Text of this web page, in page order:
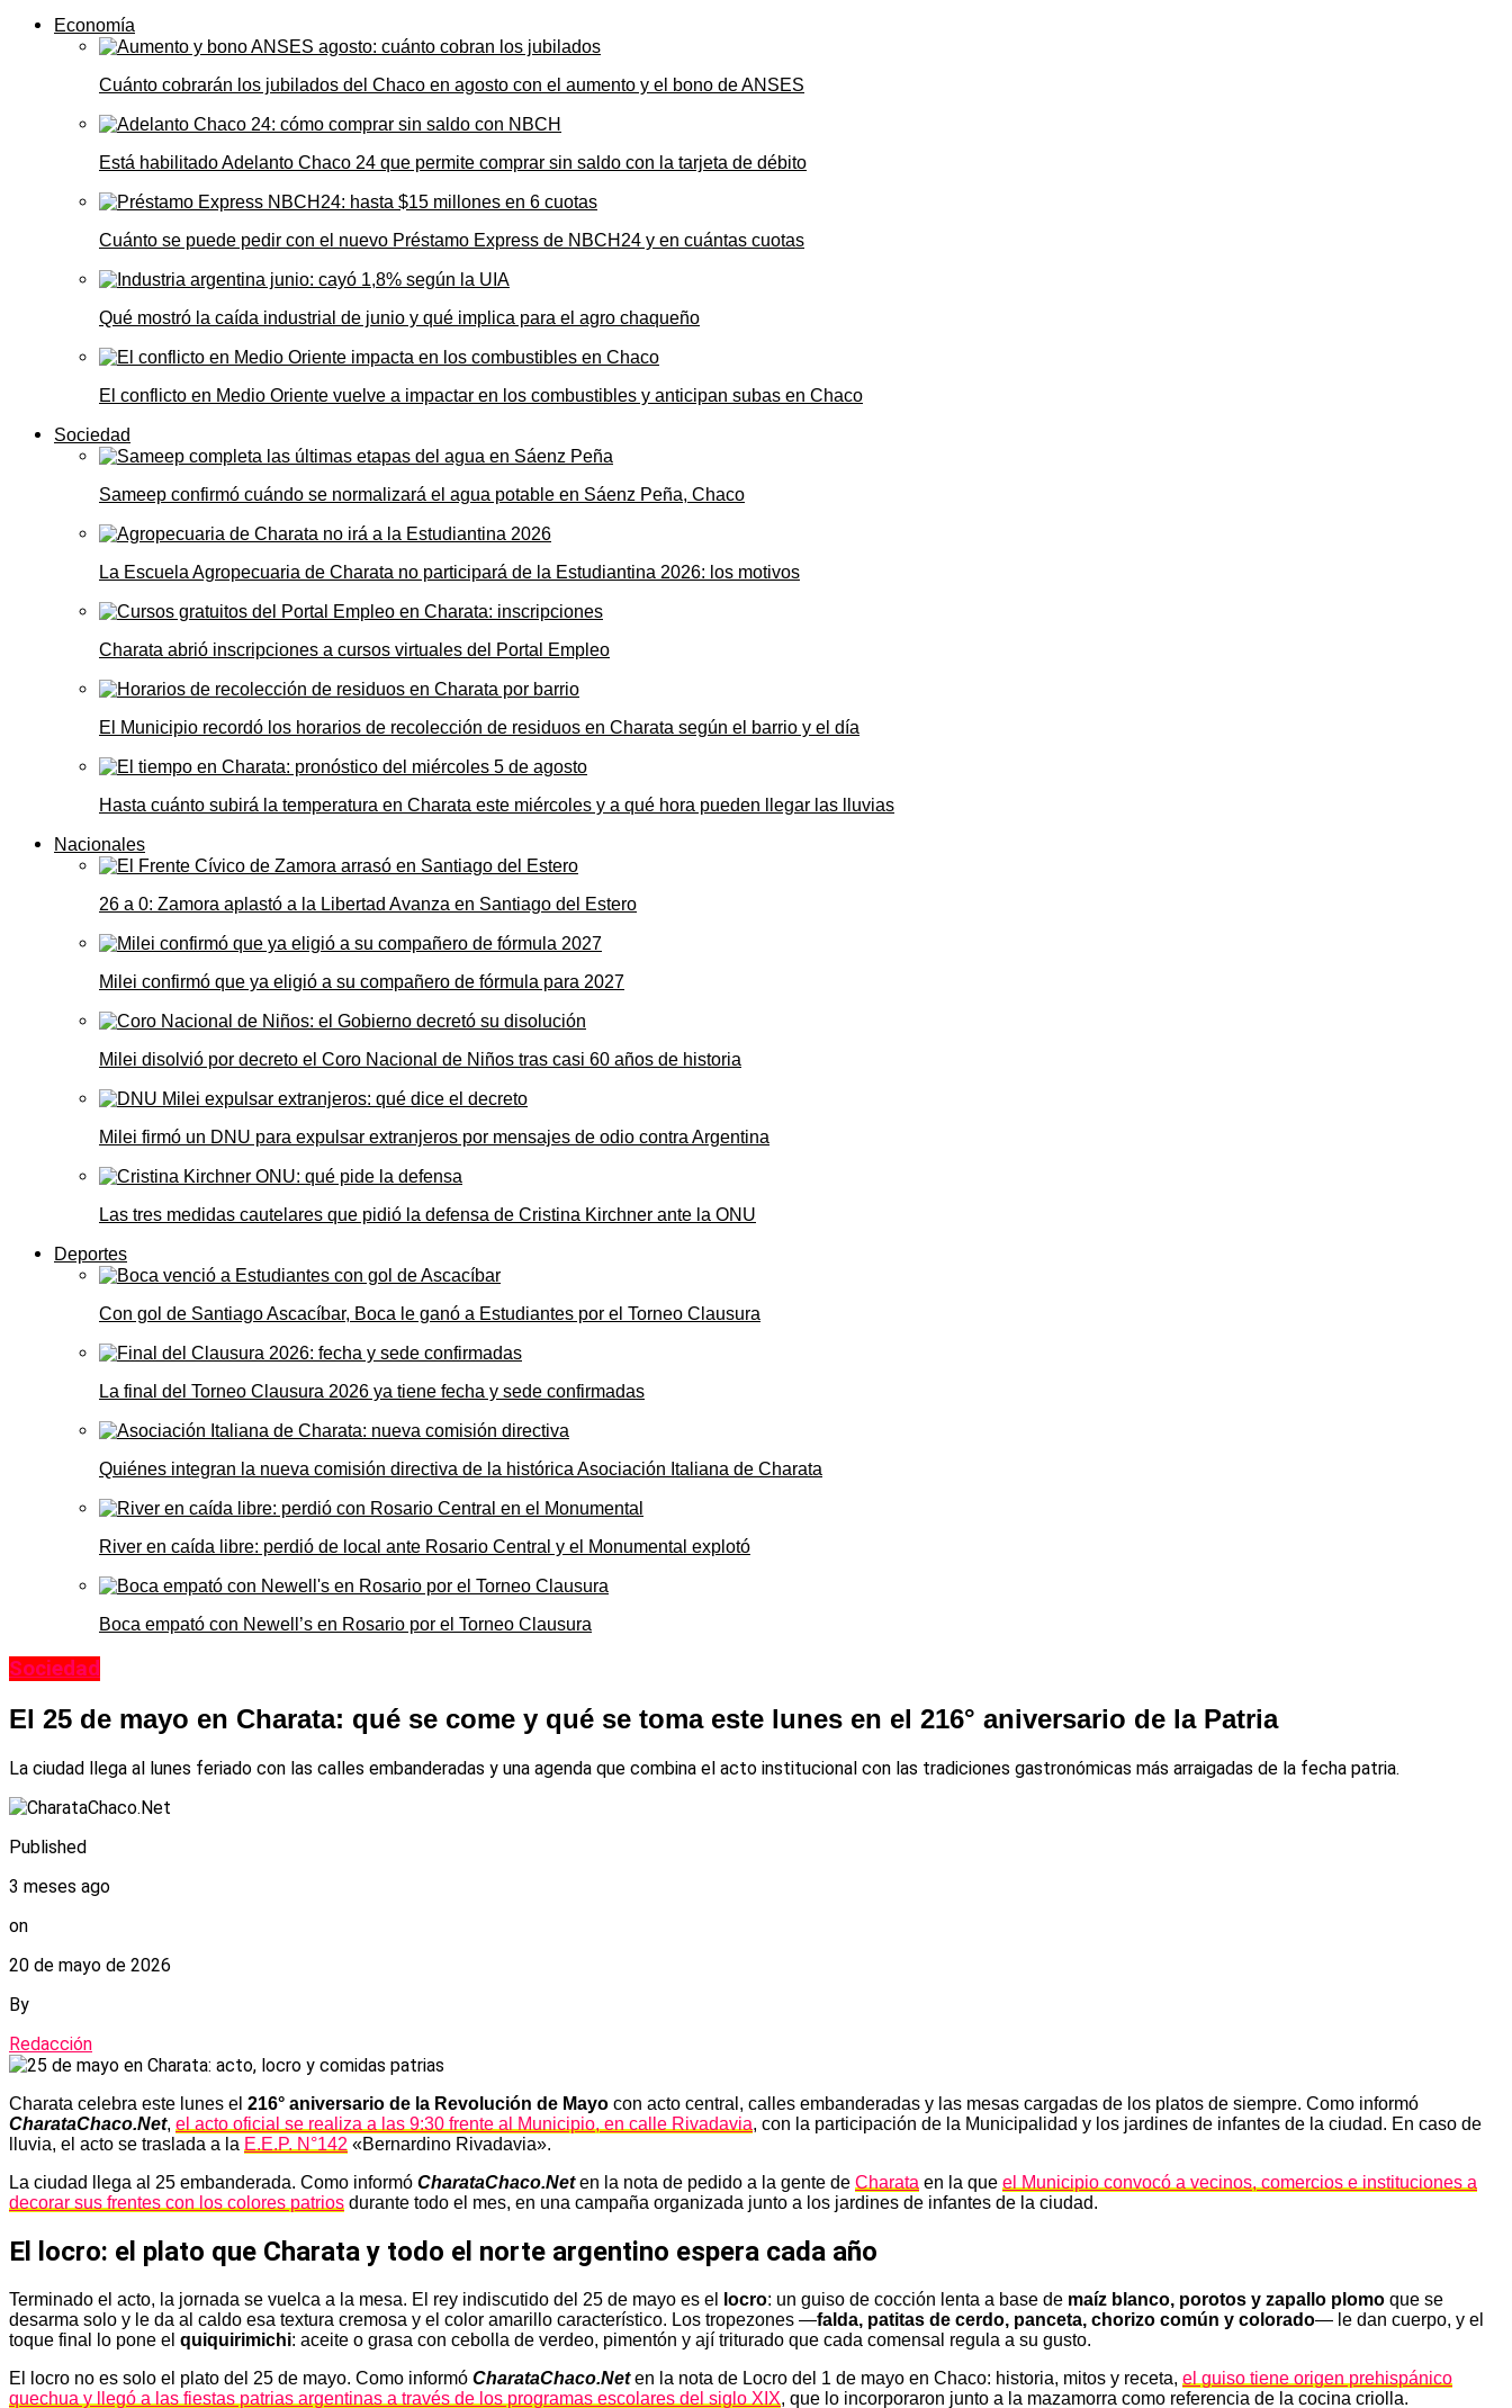
Economía
Cuánto cobrarán los jubilados del Chaco en agosto con el aumento y el bono de ANSES
Está habilitado Adelanto Chaco 24 que permite comprar sin saldo con la tarjeta de débito
Cuánto se puede pedir con el nuevo Préstamo Express de NBCH24 y en cuántas cuotas
Qué mostró la caída industrial de junio y qué implica para el agro chaqueño
El conflicto en Medio Oriente vuelve a impactar en los combustibles y anticipan subas en Chaco
Sociedad
Sameep confirmó cuándo se normalizará el agua potable en Sáenz Peña, Chaco
La Escuela Agropecuaria de Charata no participará de la Estudiantina 2026: los motivos
Charata abrió inscripciones a cursos virtuales del Portal Empleo
El Municipio recordó los horarios de recolección de residuos en Charata según el barrio y el día
Hasta cuánto subirá la temperatura en Charata este miércoles y a qué hora pueden llegar las lluvias
Nacionales
26 a 0: Zamora aplastó a la Libertad Avanza en Santiago del Estero
Milei confirmó que ya eligió a su compañero de fórmula para 2027
Milei disolvió por decreto el Coro Nacional de Niños tras casi 60 años de historia
Milei firmó un DNU para expulsar extranjeros por mensajes de odio contra Argentina
Las tres medidas cautelares que pidió la defensa de Cristina Kirchner ante la ONU
Deportes
Con gol de Santiago Ascacíbar, Boca le ganó a Estudiantes por el Torneo Clausura
La final del Torneo Clausura 2026 ya tiene fecha y sede confirmadas
Quiénes integran la nueva comisión directiva de la histórica Asociación Italiana de Charata
River en caída libre: perdió de local ante Rosario Central y el Monumental explotó
Boca empató con Newell’s en Rosario por el Torneo Clausura
Sociedad
El 25 de mayo en Charata: qué se come y qué se toma este lunes en el 216° aniversario de la Patria
La ciudad llega al lunes feriado con las calles embanderadas y una agenda que combina el acto institucional con las tradiciones gastronómicas más arraigadas de la fecha patria.
Published
3 meses ago
on
20 de mayo de 2026
By
Redacción
Charata celebra este lunes el 216° aniversario de la Revolución de Mayo con acto central, calles embanderadas y las mesas cargadas de los platos de siempre. Como informó
CharataChaco.Net, el acto oficial se realiza a las 9:30 frente al Municipio, en calle Rivadavia, con la participación de la Municipalidad y los jardines de infantes de la ciudad. En caso de
lluvia, el acto se traslada a la E.E.P. N°142 «Bernardino Rivadavia».
La ciudad llega al 25 embanderada. Como informó CharataChaco.Neten la nota de pedido a la gente de Charata en la que el Municipio convocó a vecinos, comercios e instituciones a
decorar sus frentes con los colores patrios durante todo el mes, en una campaña organizada junto a los jardines de infantes de la ciudad.
El locro: el plato que Charata y todo el norte argentino espera cada año
Terminado el acto, la jornada se vuelca a la mesa. El rey indiscutido del 25 de mayo es el locro: un guiso de cocción lenta a base de maíz blanco, porotos y zapallo plomo que se
desarma solo y le da al caldo esa textura cremosa y el color amarillo característico. Los tropezones —falda, patitas de cerdo, panceta, chorizo común y colorado— le dan cuerpo, y el
toque final lo pone el quiquirimichi: aceite o grasa con cebolla de verdeo, pimentón y ají triturado que cada comensal regula a su gusto.
El locro no es solo el plato del 25 de mayo. Como informó CharataChaco.Neten la nota de Locro del 1 de mayo en Chaco: historia, mitos y receta, el guiso tiene origen prehispánico
quechua y llegó a las fiestas patrias argentinas a través de los programas escolares del siglo XIX, que lo incorporaron junto a la mazamorra como referencia de la cocina criolla.